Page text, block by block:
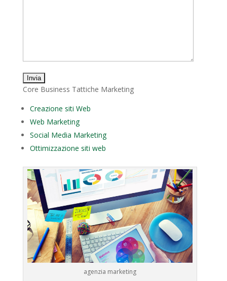
Core Business Tattiche Marketing
Creazione siti Web
Web Marketing
Social Media Marketing
Ottimizzazione siti web
agenzia marketing